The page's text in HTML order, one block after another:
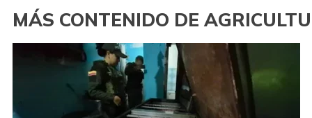
MÁS CONTENIDO DE